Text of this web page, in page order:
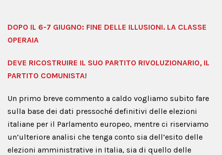
DOPO IL 6-7 GIUGNO: FINE DELLE ILLUSIONI. LA CLASSE
OPERAIA
DEVE RICOSTRUIRE IL SUO PARTITO RIVOLUZIONARIO, IL
PARTITO COMUNISTA!
Un primo breve commento a caldo vogliamo subito fare
sulla base dei dati pressoché definitivi delle elezioni
italiane per il Parlamento europeo, mentre ci riserviamo
un’ulteriore analisi che tenga conto sia dell’esito delle
elezioni amministrative in Italia, sia di quello delle